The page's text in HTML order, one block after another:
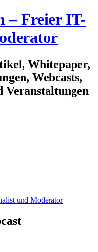
– Freier IT-
Whitepaper,
Webcasts,
Veranstaltungen